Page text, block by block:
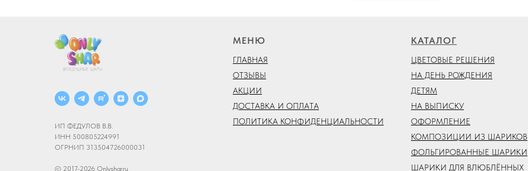
ИП ФЕДУЛОВ В.В.
ИНН 500805224991
ОГРНИП 313504726000031
© 2017-2026 Onlyshar.ru
МЕНЮ
ГЛАВНАЯ
ОТЗЫВЫ
АКЦИИ
ДОСТАВКА И ОПЛАТА
ПОЛИТИКА КОНФИДЕНЦИАЛЬНОСТИ
КАТАЛОГ
ЦВЕТОВЫЕ РЕШЕНИЯ
НА ДЕНЬ РОЖДЕНИЯ
ДЕТЯМ
НА ВЫПИСКУ
ОФОРМЛЕНИЕ
КОМПОЗИЦИИ ИЗ ШАРИКОВ
ФОЛЬГИРОВАННЫЕ ШАРИКИ
ШАРИКИ ДЛЯ ВЛЮБЛЁННЫХ